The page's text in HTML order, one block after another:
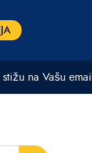
na Vašu